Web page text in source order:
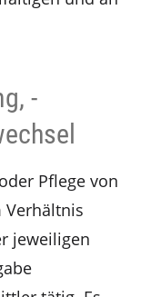
-
Pflege von
jeweiligen